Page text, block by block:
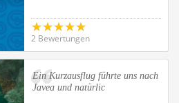
2 Bewertungen
Ein Kurzausflug führte uns nach
Javea und natürlic